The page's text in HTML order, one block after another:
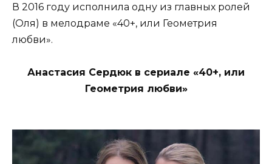
В 2016 году исполнила одну из главных ролей
(Оля) в мелодраме «40+, или Геометрия
любви».
Анастасия Сердюк в сериале «40+, или
Геометрия любви»